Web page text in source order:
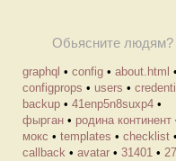
Обьясните людям?
graphql • config • about.html •
configprops • users •
backup • 41enp5n8suxp4 •
фырган • родина континент
мокс • templates • checklist •
callback • avatar • 31401 •